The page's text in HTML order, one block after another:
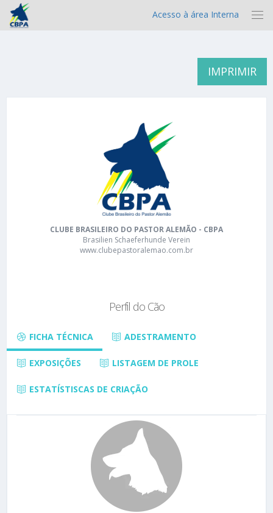
Acesso à área Interna
IMPRIMIR
CLUBE BRASILEIRO DO PASTOR ALEMÃO - CBPA
Brasilien Schaeferhunde Verein
www.clubepastoralemao.com.br
Perfil do Cão
FICHA TÉCNICA ADESTRAMENTO
EXPOSIÇÕES LISTAGEM DE PROLE
ESTATÍSTISCAS DE CRIAÇÃO